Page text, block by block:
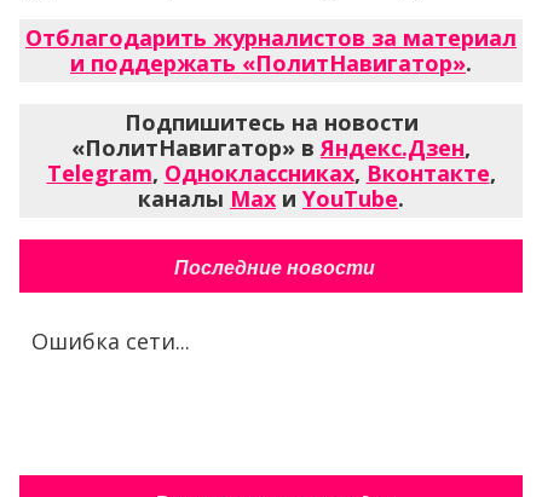
Отблагодарить журналистов за материал
и поддержать «ПолитНавигатор».
Подпишитесь на новости
«ПолитНавигатор» в Яндекс.Дзен,
Telegram, Одноклассниках, Вконтакте,
каналы Max и YouTube.
Последние новости
Ошибка сети...